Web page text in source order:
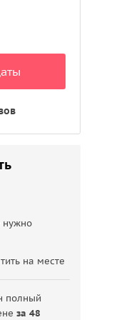
нужно
на месте
полный
за 48